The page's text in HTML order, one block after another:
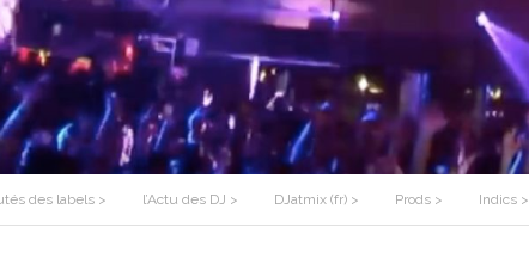
des labels > l’Actu des DJ > DJatmix (fr) > Prods > Indics >